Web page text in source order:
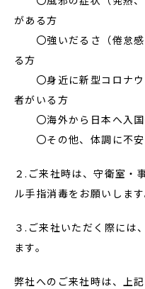
がある方
〇強いだるさ（倦怠感
る方
〇身近に新型コロナウ
者がいる方
〇海外から日本へ入国
〇その他、体調に不安
２.ご来社時は、守衛室・
ル手指消毒をお願いします
３.ご来社いただく際には
ます。
弊社へのご来社時は、上